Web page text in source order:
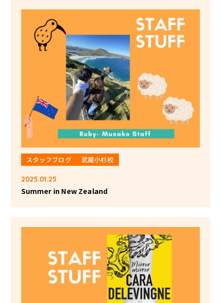
スタッフブログ 武蔵小杉校
2025.01.25
Summer in New Zealand